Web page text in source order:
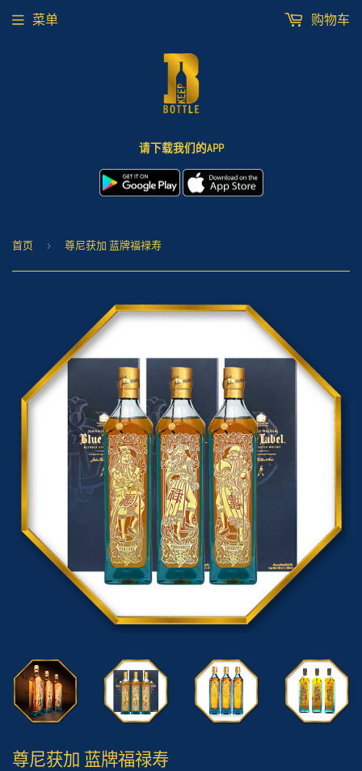
请下载我们的APP
菜单 购物车
首页 › 尊尼获加 蓝牌福禄寿
尊尼获加 蓝牌福禄寿